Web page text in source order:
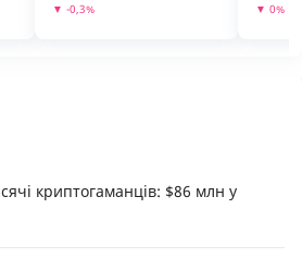
▼ -0,3% ▼ 0%
криптогаманців: $86 млн у